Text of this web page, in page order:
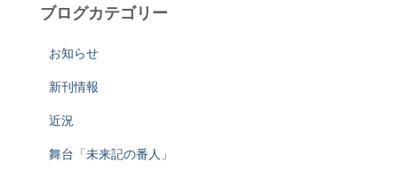
ブログカテゴリー
お知らせ
新刊情報
近況
舞台「未来記の番人」